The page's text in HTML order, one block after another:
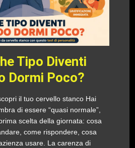
Tipo Diventi
Dormi Poco?
il tuo cervello stanco Hai
di essere “quasi normale”,
scelta della giornata: cosa
come rispondere, cosa
usare. La carenza di